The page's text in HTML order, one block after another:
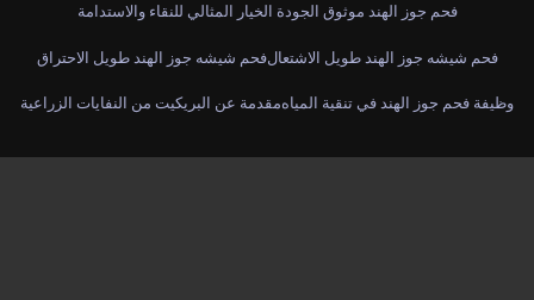
فحم جوز الهند موثوق الجودة الخيار المثالي للنقاء والاستدامة
فحم شيشه جوز الهند طويل الاحتراقفحم شيشه جوز الهند طويل الاشتعال
مقدمة عن البريكيت من النفايات الزراعيةوظيفة فحم جوز الهند في تنقية المياه